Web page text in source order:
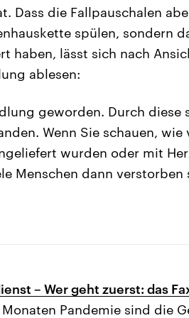
Dass die Fallpauschalen
spülen, sondern
haben, lässt sich nach
ablesen:
geworden. Durch diese
Wenn Sie schauen,
wurden oder mit
Menschen dann verstorben
– Wer geht zuerst: das
Pandemie sind die